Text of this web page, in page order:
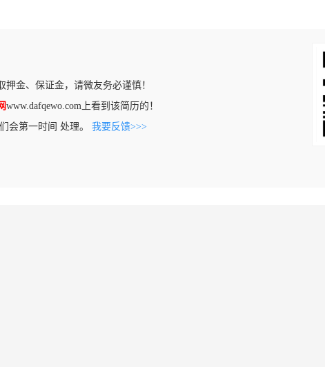
金、保证金，请微友务必谨慎！
www.dafqewo.com上看到该简历的！
会第一时间 处理。 我要反馈>>>